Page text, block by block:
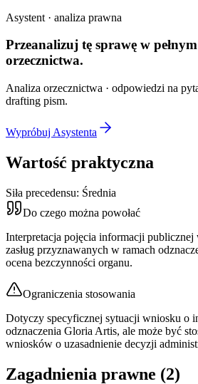
Asystent · analiza prawna
Przeanalizuj tę sprawę w
orzecznictwa.
Analiza orzecznictwa · odpowiedzi na
drafting pism.
Wypróbuj Asystenta
Wartość praktyczna
Siła precedensu: Średnia
Do czego można powołać
Interpretacja pojęcia informacji publicznej
zasług przyznawanych w ramach
ocena bezczynności organu.
Ograniczenia stosowania
Dotyczy specyficznej sytuacji wniosku o
odznaczenia Gloria Artis, ale może być
wniosków o uzasadnienie decyzji
Zagadnienia prawne (2)